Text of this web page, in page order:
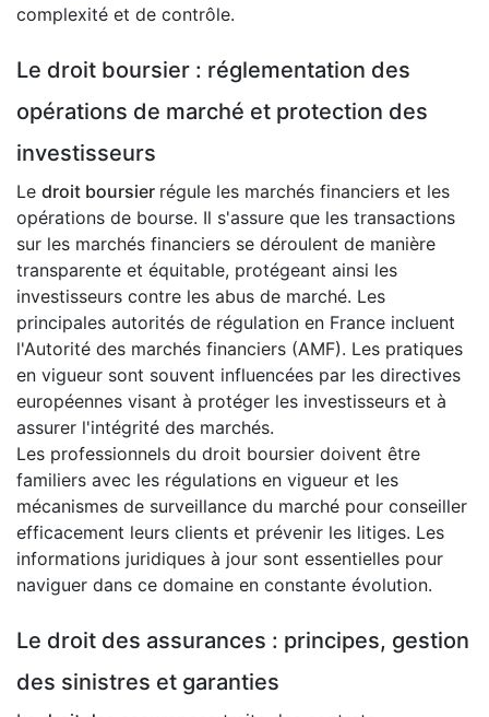
complexité et de contrôle.
Le droit boursier : réglementation des
opérations de marché et protection des
investisseurs
Le droit boursier régule les marchés financiers et les
opérations de bourse. Il s'assure que les transactions
sur les marchés financiers se déroulent de manière
transparente et équitable, protégeant ainsi les
investisseurs contre les abus de marché. Les
principales autorités de régulation en France incluent
l'Autorité des marchés financiers (AMF). Les pratiques
en vigueur sont souvent influencées par les directives
européennes visant à protéger les investisseurs et à
assurer l'intégrité des marchés.
Les professionnels du droit boursier doivent être
familiers avec les régulations en vigueur et les
mécanismes de surveillance du marché pour conseiller
efficacement leurs clients et prévenir les litiges. Les
informations juridiques à jour sont essentielles pour
naviguer dans ce domaine en constante évolution.
Le droit des assurances : principes, gestion
des sinistres et garanties